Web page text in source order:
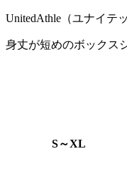
UnitedAthle（ユナイテ
身丈が短めのボックス
S～XL